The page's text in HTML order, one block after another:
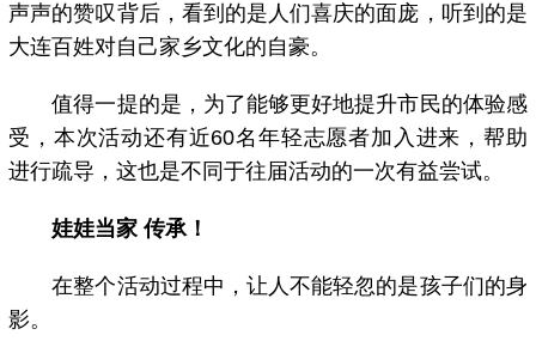
声声的赞叹背后，看到的是人们喜庆的面庞，听到的是
大连百姓对自己家乡文化的自豪。
值得一提的是，为了能够更好地提升市民的体验感
受，本次活动还有近60名年轻志愿者加入进来，帮助
进行疏导，这也是不同于往届活动的一次有益尝试。
娃娃当家 传承！
在整个活动过程中，让人不能轻忽的是孩子们的身
影。